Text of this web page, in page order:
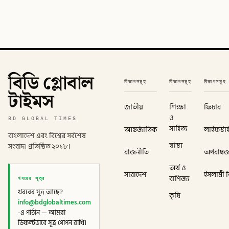
বিডি গ্লোবাল
টাইমস
BD GLOBAL TIMES
বাংলাদেশ এবং বিশ্বের সর্বশেষ
সংবাদ। প্রতিষ্ঠিত ২০১৮।
খবরের সূত্র
খবরের সূত্র আছে?
info@bdglobaltimes.com
-এ পাঠান — আমরা
ডিফল্টভাবে সূত্র গোপন রাখি।
বিভাগসমূহ
জাতীয়
আন্তর্জাতিক
রাজনীতি
সারাদেশ
বিভাগসমূহ
শিক্ষা
ও
সাহিত্য
স্বাস্থ্য
অর্থ ও
বাণিজ্য
কৃষি
বিভাগসমূহ
ফিচার
ইসলামী